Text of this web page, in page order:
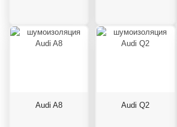
Audi A8 Audi Q2